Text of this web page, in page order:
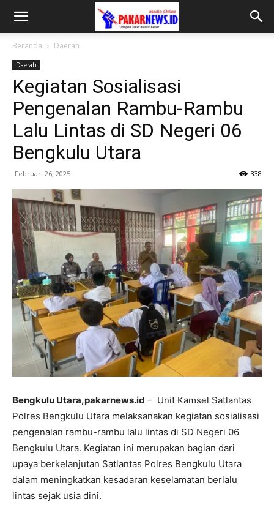
Beranda Daerah
Daerah
Kegiatan Sosialisasi
Pengenalan Rambu-Rambu
Lalu Lintas di SD Negeri 06
Bengkulu Utara
Februari 26, 2025 338
Bengkulu Utara,pakarnews.id – Unit Kamsel Satlantas
Polres Bengkulu Utara melaksanakan kegiatan sosialisasi
pengenalan rambu-rambu lalu lintas di SD Negeri 06
Bengkulu Utara. Kegiatan ini merupakan bagian dari
upaya berkelanjutan Satlantas Polres Bengkulu Utara
dalam meningkatkan kesadaran keselamatan berlalu
lintas sejak usia dini.